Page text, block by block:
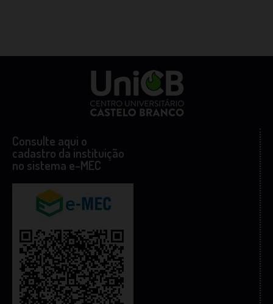
Consulte aqui o
cadastro da instituição
no sistema e-MEC